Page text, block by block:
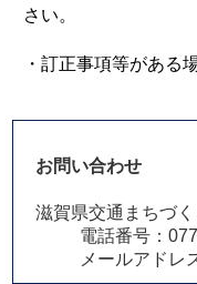
さい。
・訂正事項等がある
お問い合わせ
滋賀県交通まちづ
電話番号：
メールアドレ